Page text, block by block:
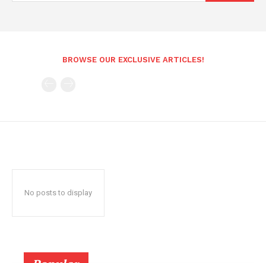
BROWSE OUR EXCLUSIVE ARTICLES!
No posts to display